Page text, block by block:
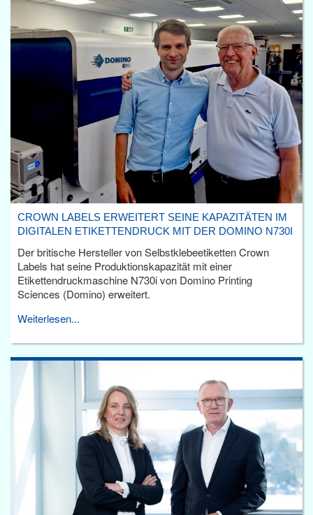
CROWN LABELS ERWEITERT SEINE KAPAZITÄTEN IM
DIGITALEN ETIKETTENDRUCK MIT DER DOMINO N730I
Der britische Hersteller von Selbstklebeetiketten Crown
Labels hat seine Produktionskapazität mit einer
Etikettendruckmaschine N730i von Domino Printing
Sciences (Domino) erweitert.
Weiterlesen...